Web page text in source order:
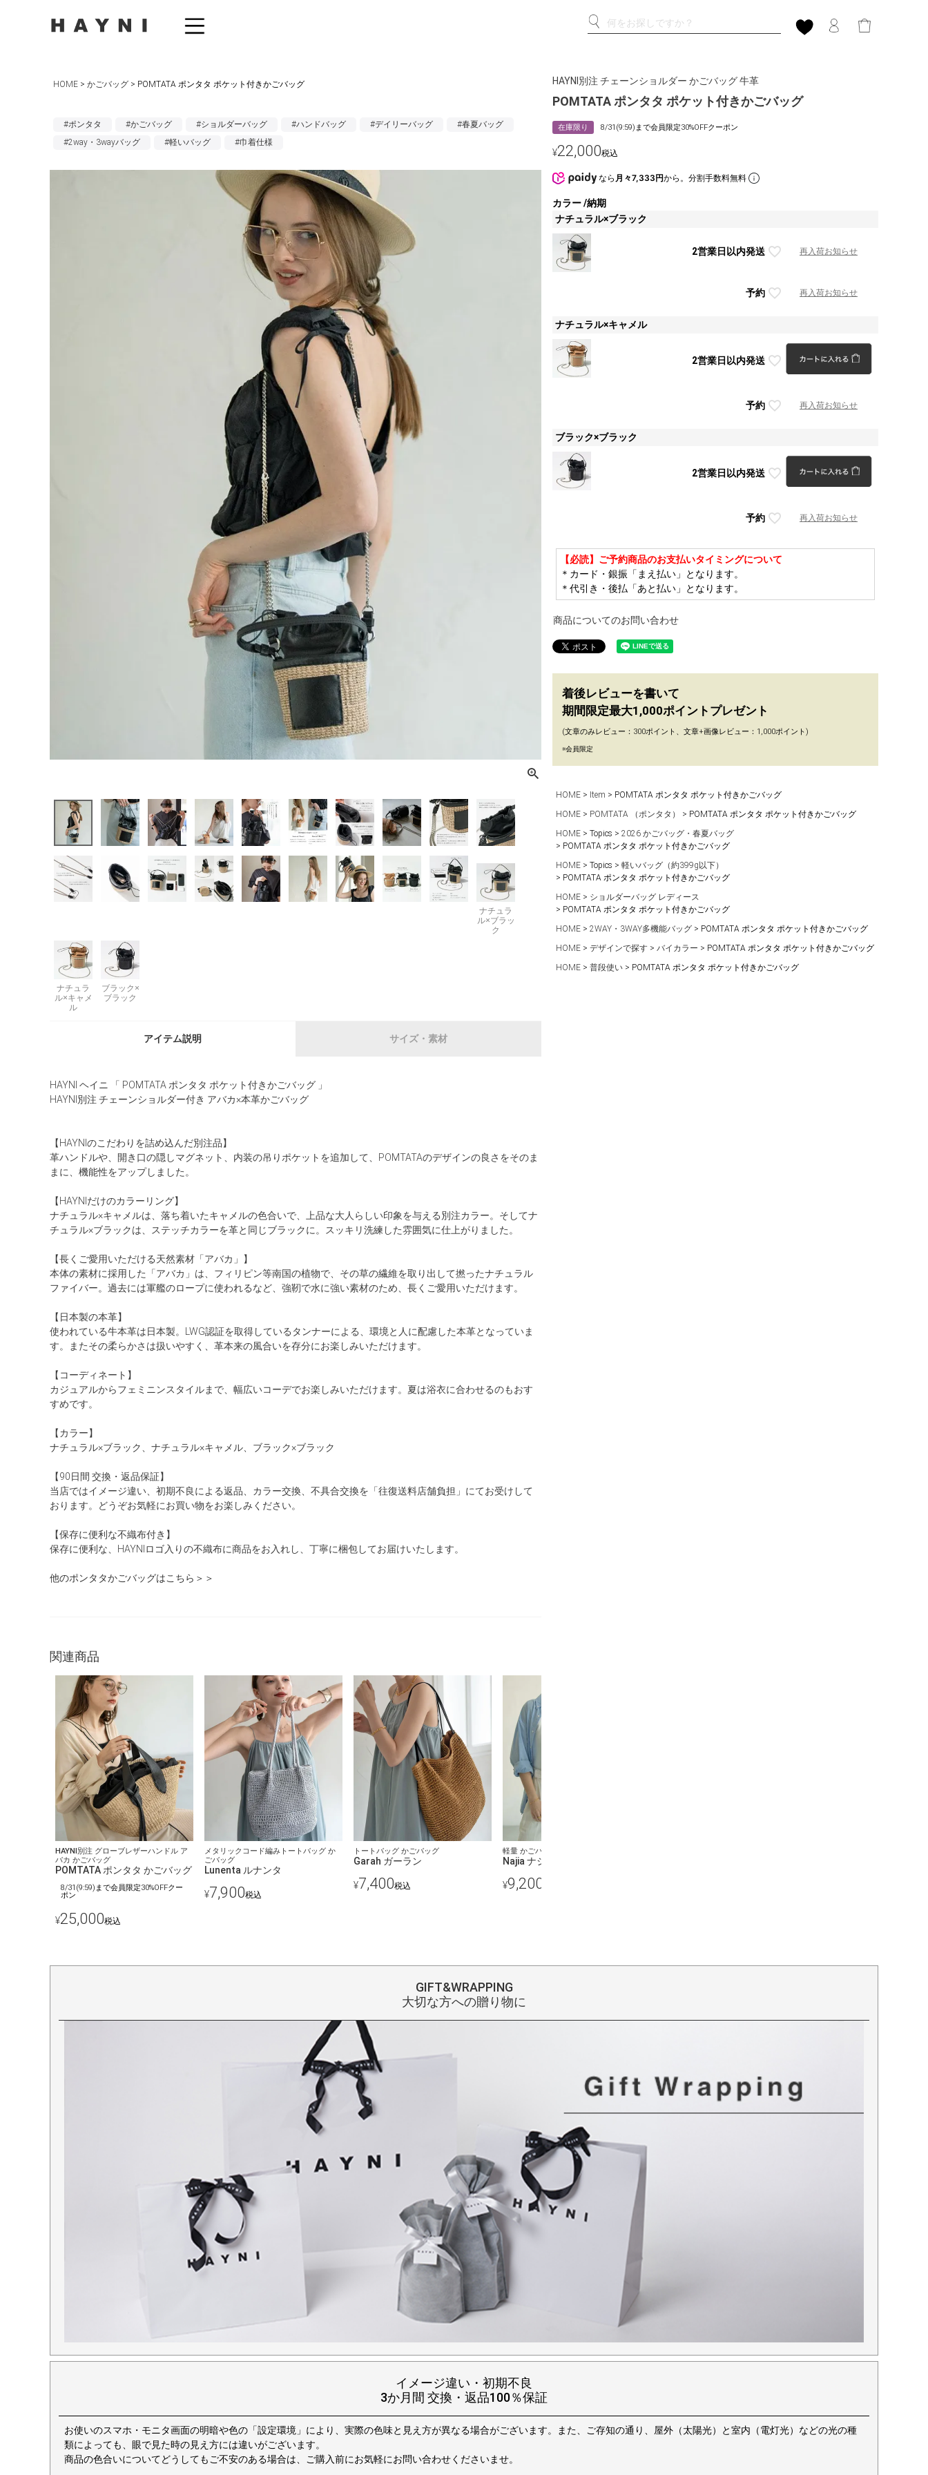
HOME かごバッグ POMTATA ポンタタ ポケット付きかごバッグ
#ポンタタ #かごバッグ #ショルダーバッグ #ハンドバッグ #デイリーバッグ
#春夏バッグ
#2way・3wayバッグ
#軽いバッグ #巾着仕様
ナチュラ
ル×ブラッ
ク
ナチュラ
ル×キャメ
ル
ブラック×
ブラック
アイテム説明 サイズ・素材
HAYNI ヘイニ 「 POMTATA ポンタタ ポケット付きかごバッグ 」
HAYNI別注 チェーンショルダー付き アバカ×本革かごバッグ
【HAYNIのこだわりを詰め込んだ別注品】
革ハンドルや、開き口の隠しマグネット、内装の吊りポケットを追加して、POMTATAのデザインの良さをそのま
まに、機能性をアップしました。
【HAYNIだけのカラーリング】
ナチュラル×キャメルは、落ち着いたキャメルの色合いで、上品な大人らしい印象を与える別注カラー。そしてナ
チュラル×ブラックは、ステッチカラーを革と同じブラックに。スッキリ洗練した雰囲気に仕上がりました。
【長くご愛用いただける天然素材「アバカ」】
本体の素材に採用した「アバカ」は、フィリピン等南国の植物で、その草の繊維を取り出して撚ったナチュラル
ファイバー。過去には軍艦のロープに使われるなど、強靭で水に強い素材のため、長くご愛用いただけます。
【日本製の本革】
使われている牛本革は日本製。LWG認証を取得しているタンナーによる、環境と人に配慮した本革となっていま
す。またその柔らかさは扱いやすく、革本来の風合いを存分にお楽しみいただけます。
【コーディネート】
カジュアルからフェミニンスタイルまで、幅広いコーデでお楽しみいただけます。夏は浴衣に合わせるのもおす
すめです。
【カラー】
ナチュラル×ブラック、ナチュラル×キャメル、ブラック×ブラック
【90日間 交換・返品保証】
当店ではイメージ違い、初期不良による返品、カラー交換、不具合交換を「往復送料店舗負担」にてお受けして
おります。どうぞお気軽にお買い物をお楽しみください。
【保存に便利な不織布付き】
保存に便利な、HAYNIロゴ入りの不織布に商品をお入れし、丁寧に梱包してお届けいたします。
他のポンタタかごバッグはこちら＞＞
関連商品
HAYNI別注 グローブレザーハンドル ア
バカ かごバッグ
POMTATA ポンタタ かごバッグ
8/31(9:59)まで会員限定30%OFFクー
ポン
¥25,000税込
メタリックコード編みトートバッグ か
ごバッグ
Lunenta ルナンタ
¥7,900税込
トートバッグ かごバッグ
Garah ガーラン
¥7,400税込
軽量 かごバッグ ペーパー素材
Najia ナジア
¥9,200
HAYNI別注 チェーンショルダー かごバッグ 牛革
POMTATA ポンタタ ポケット付きかごバッグ
在庫限り 8/31(9:59)まで会員限定30%OFFクーポン
¥22,000税込
なら 月々7,333円から。分割手数料無料
カラー 納期
ナチュラル×ブラック
2営業日以内発送 再入荷お知らせ
予約 再入荷お知らせ
ナチュラル×キャメル
2営業日以内発送
予約 再入荷お知らせ
ブラック×ブラック
2営業日以内発送
予約 再入荷お知らせ
【必読】ご予約商品のお支払いタイミングについて
＊カード・銀振「まえ払い」となります。
＊代引き・後払「あと払い」となります。
商品についてのお問い合わせ
着後レビューを書いて
期間限定最大1,000ポイントプレゼント
(文章のみレビュー：300ポイント、文章+画像レビュー：1,000ポイント)
※会員限定
HOME Item
POMTATA ポンタタ ポケット付きかごバッグ
HOME
POMTATA （ポンタタ）
POMTATA ポンタタ ポケット付きかごバッグ
HOME
Topics
2026 かごバッグ・春夏バッグ
POMTATA ポンタタ ポケット付きかごバッグ
HOME
Topics
軽いバッグ（約399g以下）
POMTATA ポンタタ ポケット付きかごバッグ
HOME
ショルダーバッグ レディース
POMTATA ポンタタ ポケット付きかごバッグ
HOME
2WAY・3WAY多機能バッグ
POMTATA ポンタタ ポケット付きかごバッグ
HOME
デザインで探す バイカラー
POMTATA ポンタタ ポケット付きかごバッグ
HOME
普段使い POMTATA ポンタタ ポケット付きかごバッグ
GIFT&WRAPPING
大切な方への贈り物に
イメージ違い・初期不良
3か月間 交換・返品100％保証
お使いのスマホ・モニタ画面の明暗や色の「設定環境」により、実際の色味と見え方が異なる場合がございます。また、ご存知の通り、屋外（太陽光）と室内（電灯光）などの光の種
類によっても、眼で見た時の見え方には違いがございます。
商品の色合いについてどうしてもご不安のある場合は、ご購入前にお気軽にお問い合わせくださいませ。